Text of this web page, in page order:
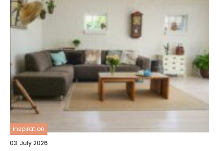
inspiration
03. July 2026